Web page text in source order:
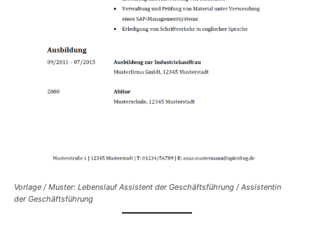
Vorlage / Muster: Lebenslauf Assistent der Geschäftsführung / Assistentin
der Geschäftsführung